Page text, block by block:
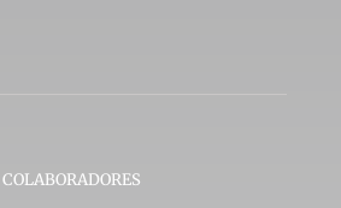
COLABORADORES